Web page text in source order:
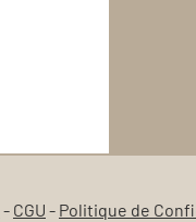
- CGU - Politique de